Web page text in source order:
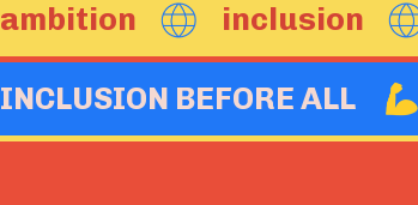
ambition inclusion
INCLUSION BEFORE ALL